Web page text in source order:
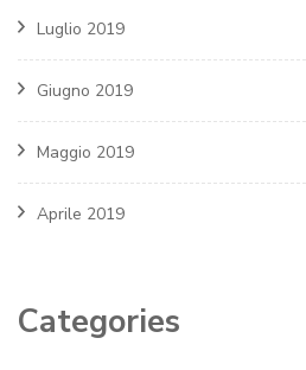
Luglio 2019
Giugno 2019
Maggio 2019
Aprile 2019
Categories